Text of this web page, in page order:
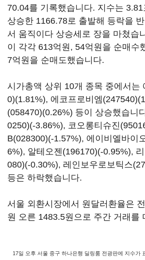
70.04를 기록했습니다. 지수는
상승한 1166.78로 출발해 등락을
서 움직이다 상승세로 장을 마쳤습
이 각각 613억원, 54억원을 순매수
7억원을 순매도했습니다.
시가총액 상위 10개 종목 중에서는
0)(1.81%), 에코프로비엠(247540)
(058470)(0.26%) 등이 상승했습니
0250)(-3.86%), 코오롱티슈진
B(028300)(-1.57%), 에이비엘바이
6%), 알테오젠(196170)(-0.95%),
080)(-0.30%), 레인보우로보틱스
등은 하락했습니다.
서울 외환시장에서 원달러환율은
원 오른 1483.5원으로 주간 거래를
17일 오후 서울 중구 하나은행 딜링룸 전광판에 지수가